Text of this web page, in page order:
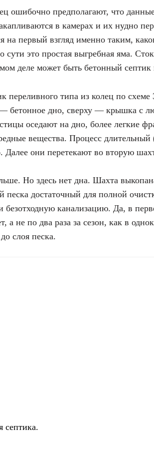
ошибочно предполагают, что
в камерах и их нудно
на первый взгляд именно таким,
это простая выгребная яма.
деле может быть бетонный септик
переливного типа из колец по
дно, сверху — крышка с
оседают на дно, более легкие
вещества. Процесс длительный
Далее они перетекают во вторую
Но здесь нет дна. Шахта
достаточный для полной
канализацию. Да, в
а не по два раза за сезон, как в
слоя песка.
септика.